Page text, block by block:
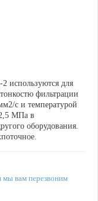
используются для
фильтрации
2/с и температурой
МПа в
оборудования.
мы вам перезвоним